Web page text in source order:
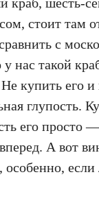
стоит там
с
нас такой
купить его и
глупость.
его просто
А вот
особенно,